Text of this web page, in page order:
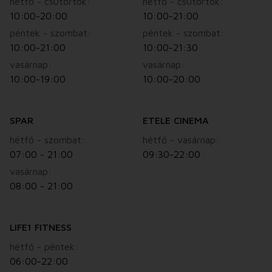
10:00-20:00
péntek - szombat:
10:00-21:00
vasárnap:
10:00-19:00
10:00-21:00
péntek - szombat:
10:00-21:30
vasárnap:
10:00-20:00
SPAR
hétfő - szombat:
07:00 - 21:00
vasárnap:
08:00 - 21:00
ETELE CINEMA
hétfő - vasárnap:
09:30-22:00
LIFE1 FITNESS
hétfő - péntek:
06:00-22:00